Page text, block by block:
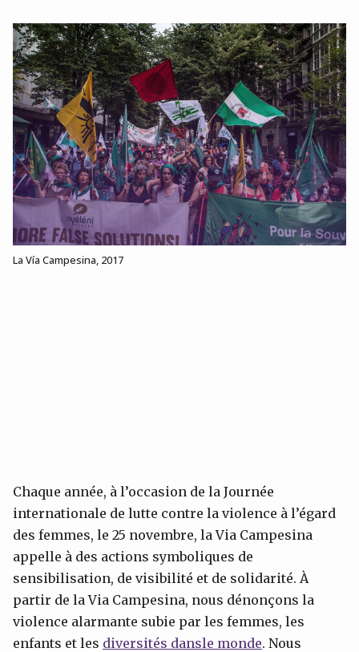
La Vía Campesina, 2017
Chaque année, à l’occasion de la Journée
internationale de lutte contre la violence à l’égard
des femmes, le 25 novembre, la Via Campesina
appelle à des actions symboliques de
sensibilisation, de visibilité et de solidarité. À
partir de la Via Campesina, nous dénonçons la
violence alarmante subie par les femmes, les
enfants et les diversités dansle monde. Nous